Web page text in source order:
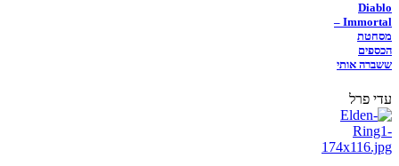
Diablo
Immortal –
מסחטת
הכספים
ששברה אותי
עדי פרל